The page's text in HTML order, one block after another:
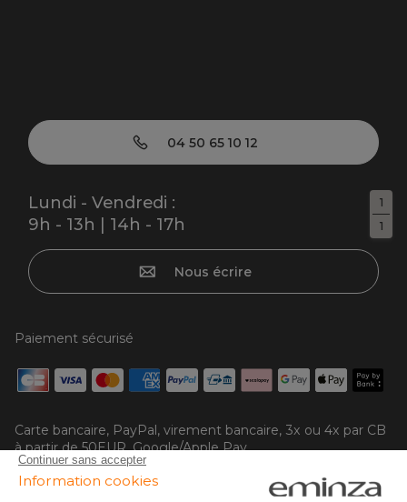
1
1
04 50 65 10 12
Lundi - Vendredi :
9h - 13h | 14h - 17h
Nous écrire
Paiement sécurisé
Carte bancaire, PayPal, virement bancaire, 3x ou 4x par CB
à partir de 50EUR, Google/Apple Pay.
Suivez-nous sur :